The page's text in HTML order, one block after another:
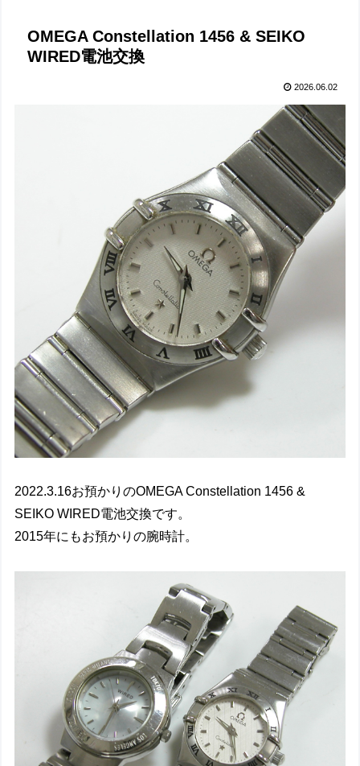
OMEGA Constellation 1456 & SEIKO
WIRED電池交換
2026.06.02
2022.3.16お預かりのOMEGA Constellation 1456 &
SEIKO WIRED電池交換です。
2015年にもお預かりの腕時計。